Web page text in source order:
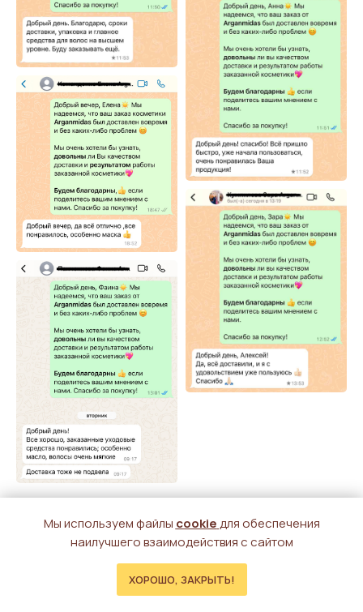
Каталог Поиск Доставка
Мы используем файлы cookieдля обеспечения
наилучшего взаимодействия с сайтом
ХОРОШО, ЗАКРЫТЬ!